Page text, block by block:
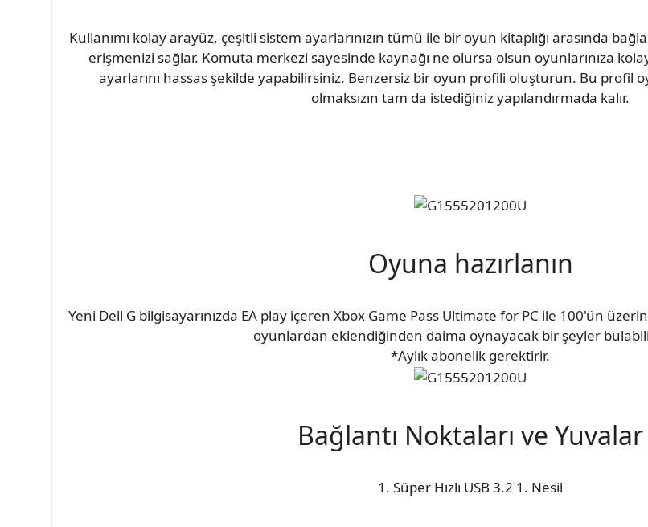
Kullanımı kolay arayüz, çeşitli sistem ayarlarınızın tümü ile bir oyun kitaplığı arasında
erişmenizi sağlar. Komuta merkezi sayesinde kaynağı ne olursa olsun oyunlarınıza
ayarlarını hassas şekilde yapabilirsiniz. Benzersiz bir oyun profili oluşturun. Bu profil
olmaksızın tam da istediğiniz yapılandırmada kalır.
Oyuna hazırlanın
Yeni Dell G bilgisayarınızda EA play içeren Xbox Game Pass Ultimate for PC ile 100'ün
oyunlardan eklendiğinden daima oynayacak bir şeyler
*Aylık abonelik gerektirir.
Bağlantı Noktaları ve Yuvalar
1. Süper Hızlı USB 3.2 1. Nesil